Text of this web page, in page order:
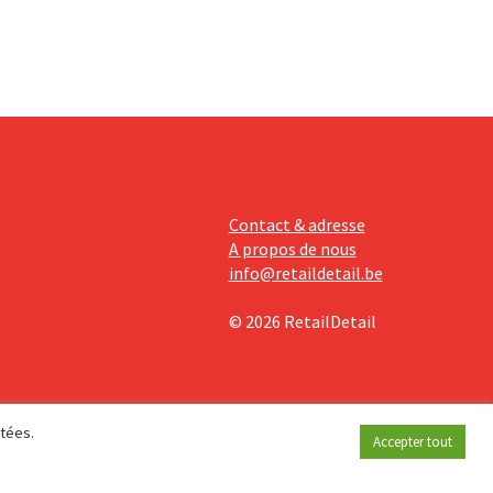
Contact & adresse
A propos de nous
info@retaildetail.be
© 2026 RetailDetail
Accepter tout